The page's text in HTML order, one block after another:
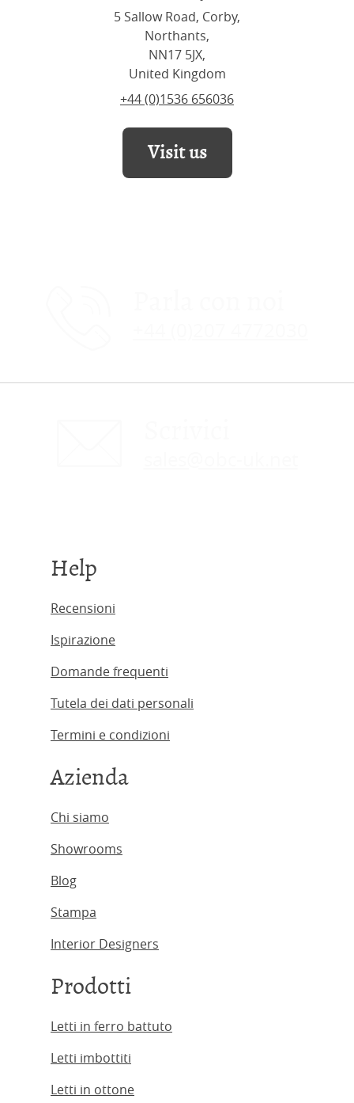
5 Sallow Road, Corby,
Northants,
NN17 5JX,
United Kingdom
+44 (0)1536 656036
Visit us
Help
Recensioni
Ispirazione
Domande frequenti
Tutela dei dati personali
Termini e condizioni
Azienda
Chi siamo
Showrooms
Blog
Stampa
Interior Designers
Prodotti
Letti in ferro battuto
Letti imbottiti
Letti in ottone